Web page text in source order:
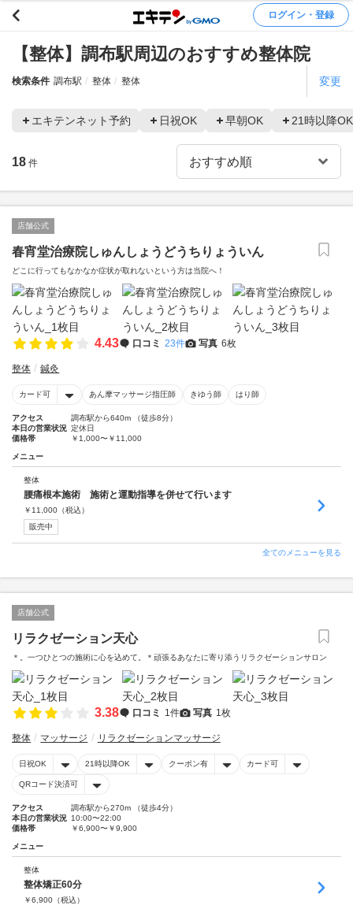
ログイン・登録
【整体】調布駅周辺のおすすめ整体院
検索条件 調布駅 整体 整体 変更
エキテンネット予約 日祝OK 早朝OK 21時以降OK
18 件
店舗公式
春宵堂治療院しゅんしょうどうちりょういん
どこに行ってもなかなか症状が取れないという方は当院へ！
4.43 口コミ 23件 写真 6枚
整体 鍼灸
カード可 あん摩マッサージ指圧師 きゆう師 はり師
アクセス
調布駅から640m （徒歩8分）
本日の営業状況 定休日
価格帯
￥1,000〜￥11,000
メニュー
整体
腰痛根本施術 施術と運動指導を併せて行います
￥ 11,000 （税込）
販売中
全てのメニューを見る
店舗公式
リラクゼーション天心
＊。一つひとつの施術に心を込めて。＊頑張るあなたに寄り添うリラクゼーションサロン
3.38 口コミ 1件 写真 1枚
整体 マッサージ リラクゼーションマッサージ
日祝OK 21時以降OK クーポン有 カード可
QRコード決済可
アクセス
調布駅から270m （徒歩4分）
本日の営業状況 10:00〜22:00
価格帯
￥6,900〜￥9,900
メニュー
整体
整体矯正60分
￥6,900 （税込）